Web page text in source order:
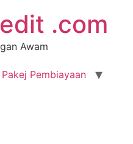
.com
Awam
Pakej Pembiayaan